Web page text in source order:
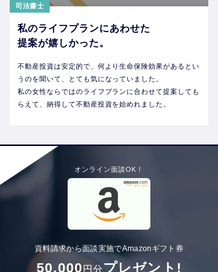
司法書士
私のライフプランにあわせた
提案が嬉しかった。
不動産投資は安定的で、何より生命保険効果があるとい
うのを聞いて、とても気になっていました。
私の女性ならではのライフプランに合わせて提案しても
らえて、納得して不動産投資を始めれました。
オンライン面談OK！
資料請求から面談実施でAmazonギフト券
50,000円分プレゼント!